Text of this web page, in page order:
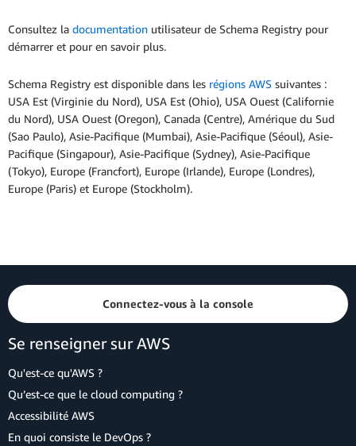
Consultez la documentation utilisateur de Schema Registry pour
démarrer et pour en savoir plus.
Schema Registry est disponible dans les régions AWS suivantes :
USA Est (Virginie du Nord), USA Est (Ohio), USA Ouest (Californie
du Nord), USA Ouest (Oregon), Canada (Centre), Amérique du Sud
(Sao Paulo), Asie-Pacifique (Mumbai), Asie-Pacifique (Séoul), Asie-
Pacifique (Singapour), Asie-Pacifique (Sydney), Asie-Pacifique
(Tokyo), Europe (Francfort), Europe (Irlande), Europe (Londres),
Europe (Paris) et Europe (Stockholm).
Connectez-vous à la console
Se renseigner sur AWS
Qu'est-ce qu'AWS ?
Qu’est-ce que le cloud computing ?
Accessibilité AWS
En quoi consiste le DevOps ?